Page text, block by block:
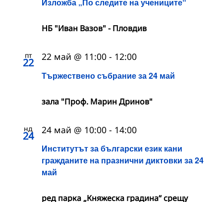
Изложба „По следите на учениците“
НБ "Иван Вазов" - Пловдив
пт
22
Тържествено събрание за 24 май
22 май @ 11:00 - 12:00
зала "Проф. Марин Дринов"
нд
24
Институтът за български език кани
гражданите на празнични диктовки за 24
май
24 май @ 10:00 - 14:00
ред парка „Княжеска градина“ срещу